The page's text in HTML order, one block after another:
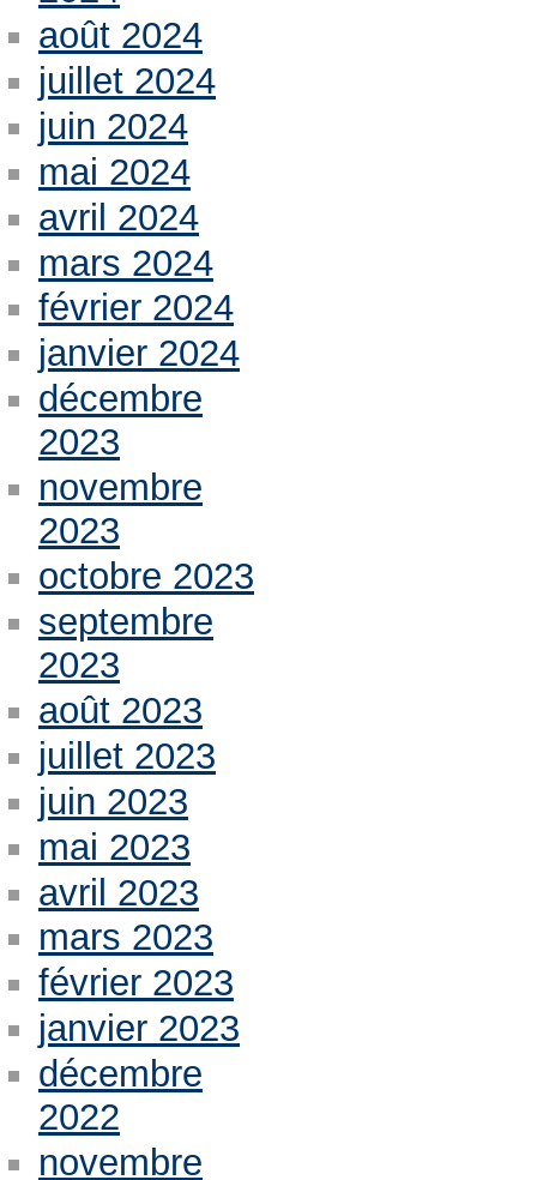
août 2024
juillet 2024
juin 2024
mai 2024
avril 2024
mars 2024
février 2024
janvier 2024
décembre
2023
novembre
2023
octobre 2023
septembre
2023
août 2023
juillet 2023
juin 2023
mai 2023
avril 2023
mars 2023
février 2023
janvier 2023
décembre
2022
novembre